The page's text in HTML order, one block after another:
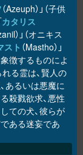
（Azeuph）」（子供
カタリス
）」（オニキス
スト （Mastho）」
徴するものによ
る霊は、賢人の
あるいは悪魔に
殺戮欲求、悪性
ての犬、彼らが
ある迷妄であ